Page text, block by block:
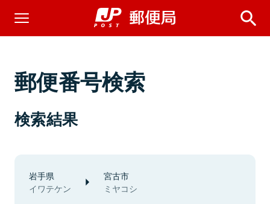
郵便番号検索
検索結果
岩手県
イワテケン
宮古市
ミヤコシ